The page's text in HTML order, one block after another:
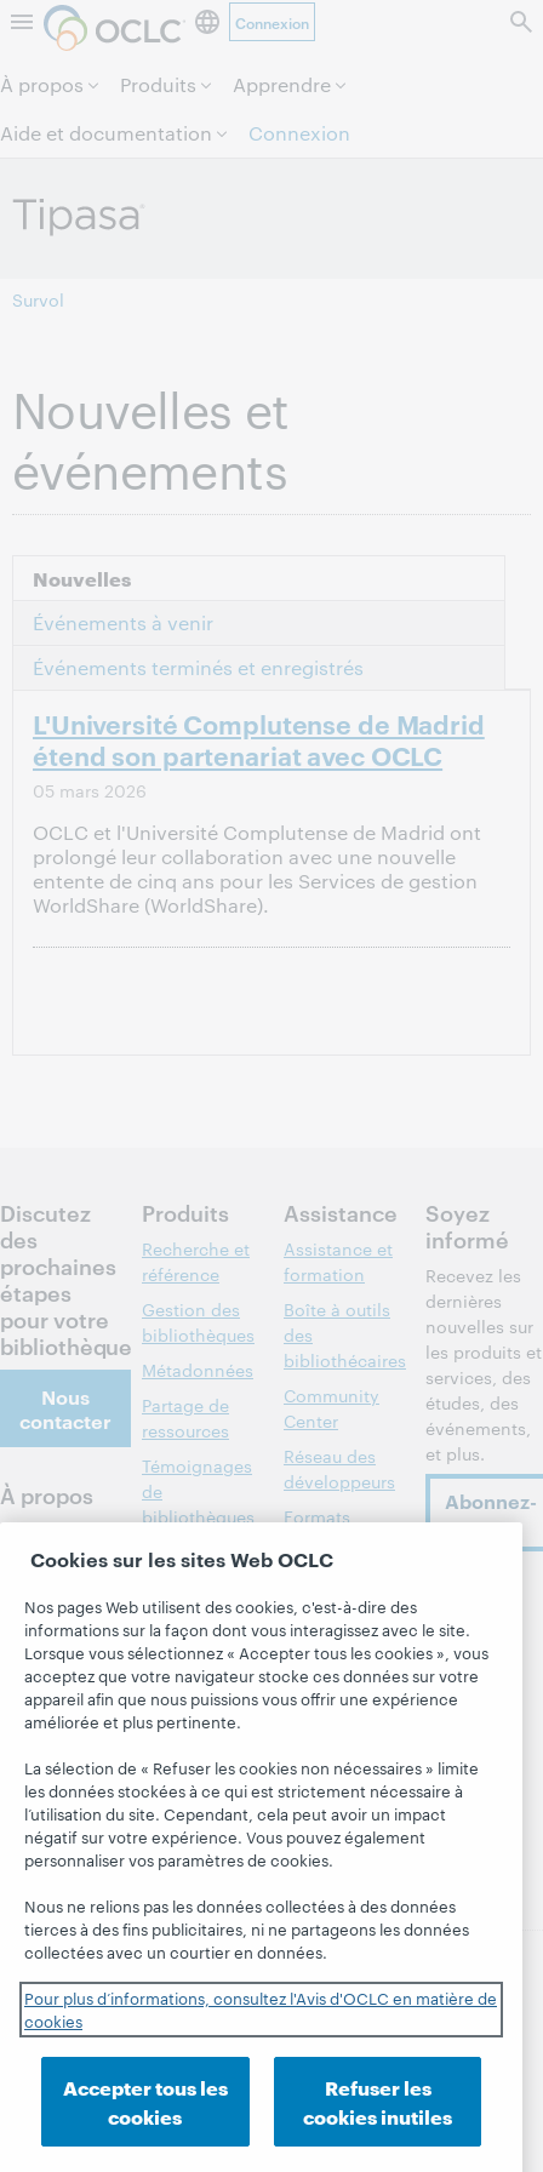
Aller au contenu de la page.
Connexion
À propos Produits
Apprendre
Aide et documentation
Connexion
Survol
Nouvelles et
événements
Nouvelles
Événements à venir
Événements terminés et enregistrés
L'Université Complutense de Madrid
étend son partenariat avec OCLC
05 mars 2026
OCLC et l'Université Complutense de Madrid ont
prolongé leur collaboration avec une nouvelle
entente de cinq ans pour les Services de gestion
WorldShare (WorldShare).
Discutez
des
prochaines
étapes
pour votre
bibliothèque
Nous
contacter
À propos
d'OCLC
Respect et
appartenance
Finances
Administration
Adhésion
Gestion des
normes de
sécurité
Produits
Recherche et
référence
Gestion des
bibliothèques
Métadonnées
Partage de
ressources
Témoignages
de
bibliothèques
et services »
Apprendre
Research
WebJunction
Webinaires
sur demande
Assistance
Assistance et
formation
Boîte à outils
des
bibliothécaires
Community
Center
Réseau des
développeurs
Formats
systèmes
Blogues
Blogue Next
Blogue
President's
Leadership
Soyez
informé
Recevez les
dernières
nouvelles sur
les produits et
services, des
études, des
événements,
et plus.
Abonnez-
vous
OCLC
© 2026 OCLC Marques de commerce et/ou de service
affiliés.
Cookies sur les sites Web OCLC
Nos pages Web utilisent des cookies, c'est-à-dire des
informations sur la façon dont vous interagissez avec le site.
Lorsque vous sélectionnez « Accepter tous les cookies », vous
acceptez que votre navigateur stocke ces données sur votre
appareil afin que nous puissions vous offrir une expérience
améliorée et plus pertinente.
La sélection de « Refuser les cookies non nécessaires » limite
les données stockées à ce qui est strictement nécessaire à
l’utilisation du site. Cependant, cela peut avoir un impact
négatif sur votre expérience. Vous pouvez également
personnaliser vos paramètres de cookies.
Nous ne relions pas les données collectées à des données
tierces à des fins publicitaires, ni ne partageons les données
collectées avec un courtier en données.
Pour plus d’informations, consultez l'Avis d'OCLC en matière de
cookies
Accepter tous les
cookies
Refuser les
cookies inutiles